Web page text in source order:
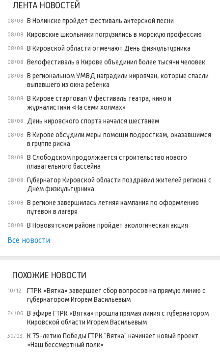
ЛЕНТА НОВОСТЕЙ
08/08 В Нолинске пройдет фестиваль актерской песни
08/08 Кировские школьники погрузились в морскую профессию
08/08 В Кировской области отмечают День физкультурника
08/08 Велофестиваль в Кирове объединил более тысячи человек
08/08 В региональном УМВД наградили кировчан, которые спасли
выпавшего из окна ребёнка
08/08 В Кирове стартовал V фестиваль театра, кино и
журналистики «На семи холмах»
08/08 День кировского спорта начался шествием
08/08 В Кирове обсудили меры помощи подросткам, оказавшимся
в группе риска
08/08 В Слободском продолжается строительство нового
плавательного бассейна
08/08 Губернатор Кировской области поздравил жителей региона с
Днём физкультурника
08/08 В регионе завершилась летняя кампания по оформлению
путевок в лагеря
08/08 В Нововятском районе пройдет экологическая акция
Все новости
ПОХОЖИЕ НОВОСТИ
10/12
ГТРК «Вятка» завершает сбор вопросов на прямую линию с
губернатором Игорем Васильевым
24/06 В эфире ГТРК «Вятка» прошла прямая линия с губернатором
Кировской области Игорем Васильевым
30/03
К 75-летию Победы ГТРК "Вятка" начинает новый проект
«Наш бессмертный полк»